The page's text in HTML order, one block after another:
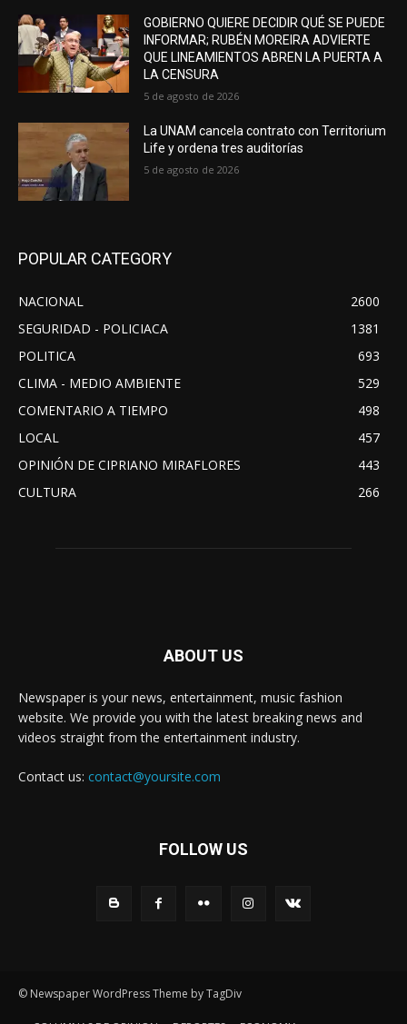
GOBIERNO QUIERE DECIDIR QUÉ SE PUEDE
INFORMAR; RUBÉN MOREIRA ADVIERTE
QUE LINEAMIENTOS ABREN LA PUERTA A
LA CENSURA
5 de agosto de 2026
La UNAM cancela contrato con Territorium
Life y ordena tres auditorías
5 de agosto de 2026
POPULAR CATEGORY
NACIONAL
2600
SEGURIDAD - POLICIACA
1381
POLITICA
693
CLIMA - MEDIO AMBIENTE
529
COMENTARIO A TIEMPO
498
LOCAL
457
OPINIÓN DE CIPRIANO MIRAFLORES
443
CULTURA
266
ABOUT US
Newspaper is your news, entertainment, music fashion
website. We provide you with the latest breaking news and
videos straight from the entertainment industry.
Contact us: contact@yoursite.com
FOLLOW US
© Newspaper WordPress Theme by TagDiv